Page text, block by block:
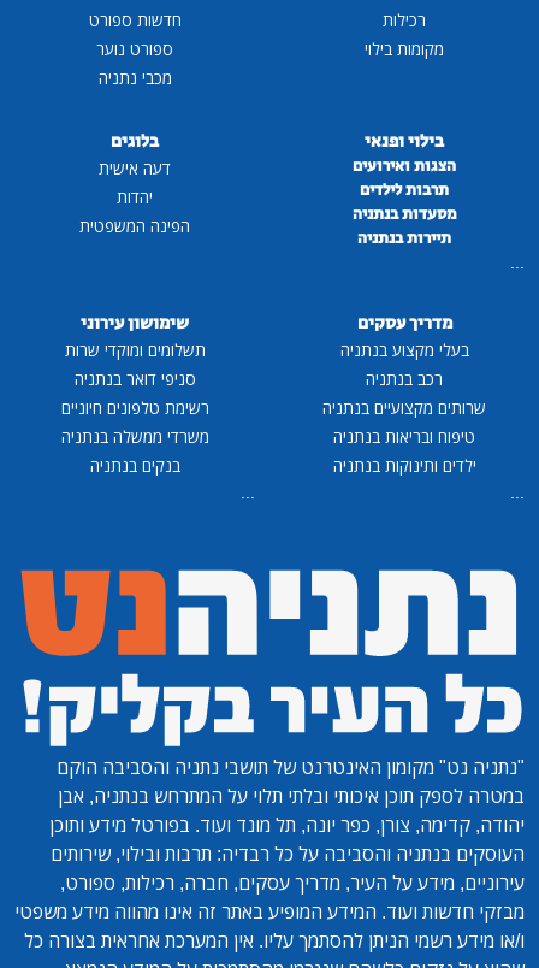
רכילות
מקומות בילוי
חדשות ספורט
ספורט נוער
מכבי נתניה
בילוי ופנאי
הצגות ואירועים
תרבות לילדים
מסעדות בנתניה
תיירות בנתניה
...
בלוגים
דעה אישית
יהדות
הפינה המשפטית
מדריך עסקים
בעלי מקצוע בנתניה
רכב בנתניה
שרותים מקצועיים בנתניה
טיפוח ובריאות בנתניה
ילדים ותינוקות בנתניה
...
שימושון עירוני
תשלומים ומוקדי שרות
סניפי דואר בנתניה
רשימת טלפונים חיוניים
משרדי ממשלה בנתניה
בנקים בנתניה
...
"נתניה נט" מקומון האינטרנט של תושבי נתניה והסביבה הוקם
במטרה לספק תוכן איכותי ובלתי תלוי על המתרחש בנתניה, אבן
יהודה, קדימה, צורן, כפר יונה, תל מונד ועוד. בפורטל מידע ותוכן
העוסקים בנתניה והסביבה על כל רבדיה: תרבות ובילוי, שירותים
עירוניים, מידע על העיר, מדריך עסקים, חברה, רכילות, ספורט,
מבזקי חדשות ועוד. המידע המופיע באתר זה אינו מהווה מידע משפטי
ו/או מידע רשמי הניתן להסתמך עליו. אין המערכת אחראית בצורה כל